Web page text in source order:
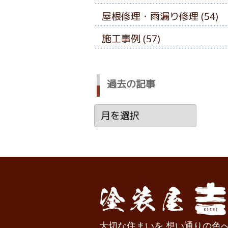
屋根修理・雨漏り修理 (54)
施工事例 (57)
過去の記事
過
去
記